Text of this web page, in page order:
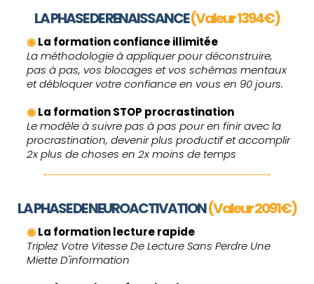
LA PHASE DE RENAISSANCE(Valeur 1394€)
◉La formation confiance illimitée
La méthodologie à appliquer pour déconstruire,
pas à pas, vos blocages et vos schémas mentaux
et débloquer votre confiance en vous en 90 jours.
◉La formation STOP procrastination
Le modèle à suivre pas à pas pour en finir avec la
procrastination, devenir plus productif et accomplir
2x plus de choses en 2x moins de temps
LA PHASE DE NEUROACTIVATION(Valeur 2091€)
◉La formation lecture rapide
Triplez Votre Vitesse De Lecture Sans Perdre Une
Miette D'information